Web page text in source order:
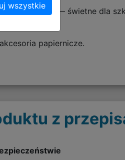
i wygodne — świetne dla
papiernicze.
z
wszystkie